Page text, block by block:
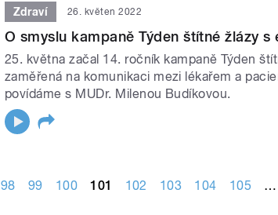
Zdraví 26. květen 2022
O smyslu kampaně Týden štítné žlázy
25. května začal 14. ročník kampaně Týden
zaměřená na komunikaci mezi lékařem a
povídáme s MUDr. Milenou Budíkovou.
98 99 100 101 102 103 104 105 …